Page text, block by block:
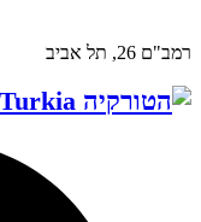
רמב"ם 26, תל אביב